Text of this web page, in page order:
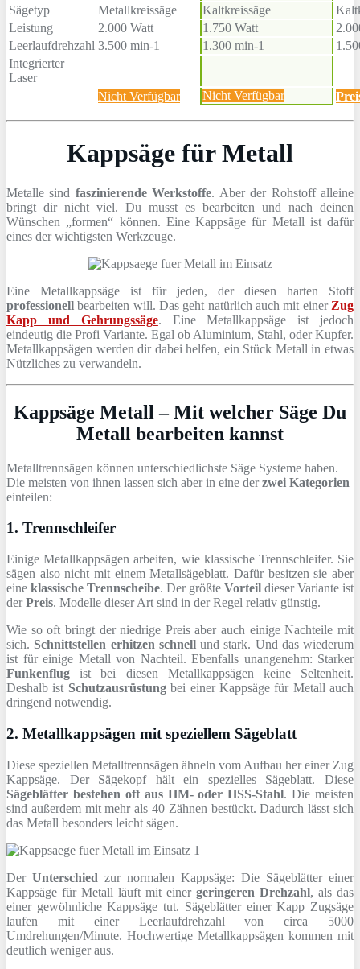
Sägetyp
Metallkreissäge Kaltkreissäge
Leistung
2.000 Watt 1.750 Watt
Leerlaufdrehzahl 3.500 min-1 1.300 min-1
Integrierter
Laser
Nicht Verfügbar
Nicht Verfügbar
Kappsäge für Metall
Metalle sind faszinierende Werkstoffe. Aber der Rohstoff alleine
bringt dir nicht viel. Du musst es bearbeiten und nach deinen
Wünschen „formen“ können. Eine Kappsäge für Metall ist dafür
eines der wichtigsten Werkzeuge.
Eine Metallkappsäge ist für jeden, der diesen harten Stoff
professionell bearbeiten will. Das geht natürlich auch mit einer Zug
Kapp und Gehrungssäge. Eine Metallkappsäge ist jedoch
eindeutig die Profi Variante. Egal ob Aluminium, Stahl, oder Kupfer.
Metallkappsägen werden dir dabei helfen, ein Stück Metall in etwas
Nützliches zu verwandeln.
Kappsäge Metall – Mit welcher Säge Du
Metall bearbeiten kannst
Metalltrennsägen können unterschiedlichste Säge Systeme haben.
Die meisten von ihnen lassen sich aber in eine derzwei Kategorien
einteilen:
1. Trennschleifer
Einige Metallkappsägen arbeiten, wie klassische Trennschleifer. Sie
sägen also nicht mit einem Metallsägeblatt. Dafür besitzen sie aber
eine klassische Trennscheibe. Der größte Vorteil dieser Variante ist
derPreis. Modelle dieser Art sind in der Regel relativ günstig.
Wie so oft bringt der niedrige Preis aber auch einige Nachteile mit
sich. Schnittstellen erhitzen schnellund stark. Und das wiederum
ist für einige Metall von Nachteil. Ebenfalls unangenehm: Starker
Funkenflug ist bei diesen Metallkappsägen keine Seltenheit.
Deshalb ist Schutzausrüstungbei einer Kappsäge für Metall auch
dringend notwendig.
2. Metallkappsägen mit speziellem Sägeblatt
Diese speziellen Metalltrennsägen ähneln vom Aufbau her einer Zug
Kappsäge. Der Sägekopf hält ein spezielles Sägeblatt. Diese
Sägeblätter bestehen oft aus HM- oder HSS-Stahl. Die meisten
sind außerdem mit mehr als 40 Zähnen bestückt. Dadurch lässt sich
das Metall besonders leicht sägen.
Der Unterschied zur normalen Kappsäge: Die Sägeblätter einer
Kappsäge für Metall läuft mit einer geringeren Drehzahl, als das
einer gewöhnliche Kappsäge tut. Sägeblätter einer Kapp Zugsäge
laufen mit einer Leerlaufdrehzahl von circa 5000
Umdrehungen/Minute. Hochwertige Metallkappsägen kommen mit
deutlich weniger aus.